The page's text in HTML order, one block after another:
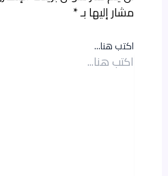
مشار إليها بـ*
اكتب هنا...